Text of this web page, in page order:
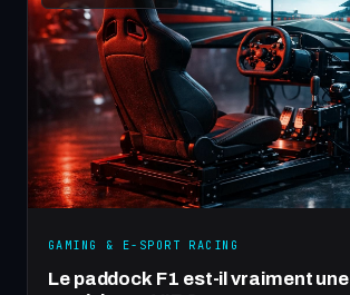
GAMING & E-SPORT RACING
Le paddock F1 est-il vraiment une